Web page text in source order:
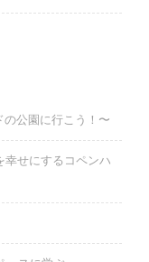
公園に行こう！〜
せにするコペンハ